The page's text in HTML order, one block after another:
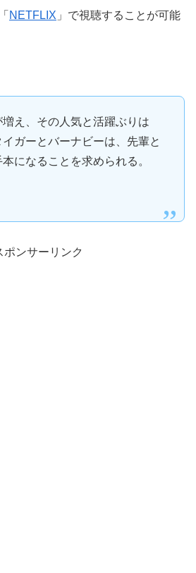
NETFLIX 」で視聴することが可能
え、その人気と活躍ぶりは
イガーとバーナビーは、先輩と
になることを求められる。
ポンサーリンク